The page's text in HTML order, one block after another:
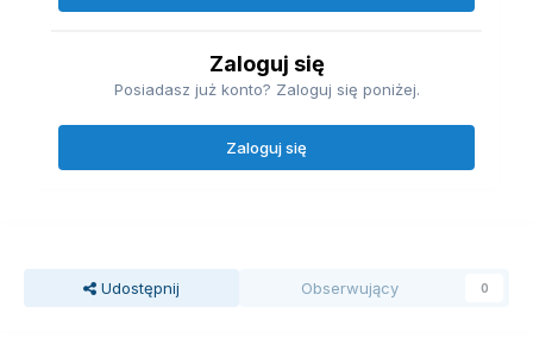
Zaloguj się
Posiadasz już konto? Zaloguj się poniżej.
Zaloguj się
Udostępnij Obserwujący 0